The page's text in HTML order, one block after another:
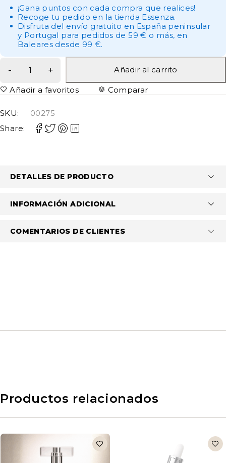
¡Gana puntos con cada compra que realices!
Recoge tu pedido en la tienda Essenza.
Disfruta del envío gratuito en España peninsular
y Portugal para pedidos de 59 € o más, en
Baleares desde 99 €.
Añadir al carrito
Añadir a favoritos Comparar
SKU:
00275
Share:
DETALLES DE PRODUCTO
INFORMACIÓN ADICIONAL
COMENTARIOS DE CLIENTES
Productos relacionados